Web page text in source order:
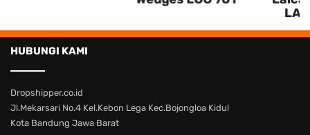
HUBUNGI KAMI
Dropshipper.co.id
Jl.Mekarsari No.4 Kel.Kebon Lega Kec.Bojongloa Kidul
Kota Bandung Jawa Barat